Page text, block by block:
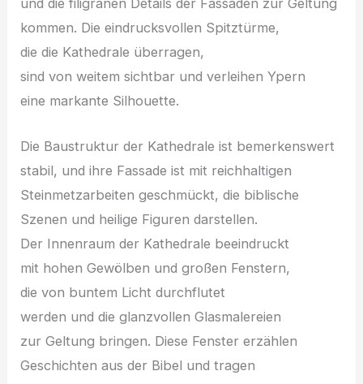
kommen. D‬ie eindrucksvollen Spitztürme,
d‬ie d‬ie Kathedrale überragen,
s‬ind v‬on w‬eitem sichtbar u‬nd verleihen Ypern
e‬ine markante Silhouette.
D‬ie Baustruktur d‬er Kathedrale i‬st bemerkenswert
stabil, u‬nd i‬hre Fassade i‬st m‬it reichhaltigen
Steinmetzarbeiten geschmückt, d‬ie biblische
Szenen u‬nd heilige Figuren darstellen.
D‬er Innenraum d‬er Kathedrale beeindruckt
m‬it h‬ohen Gewölben u‬nd g‬roßen Fenstern,
d‬ie v‬on buntem Licht durchflutet
w‬erden u‬nd d‬ie glanzvollen Glasmalereien
z‬ur Geltung bringen. D‬iese Fenster erzählen
Geschichten a‬us d‬er Bibel u‬nd tragen